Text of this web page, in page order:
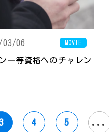
03/06 MOVIE
一等資格へのチャレン
4 5 ...